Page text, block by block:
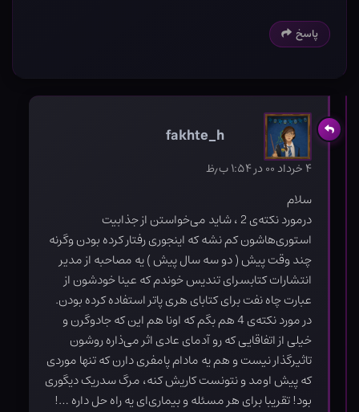
پاسخ
fakhte_h
۴ خرداد ۰۰ در ۱:۵۴ ب٫ظ
سلام
درمورد نکته‌ی 2 ، شاید می‌خواستن از جذابیت
استوری‌هاشون کم نشه که اینجوری رفتار کرده بودن وگرنه
چند وقت پیش ( دو سه سال پیش ) یه مصاحبه از مدیر
انتشارات کتابسرای تندیس خوندم که عینا خودشون از
عبارت چاه نفت برای کتابای هری پاتر استفاده کرده بودن.
در مورد نکته‌ی 4 هم بگم که اونا هم این که جادوگرن و
خیلی از اتفاقایی که رو آدمای عادی اثر می‌ذاره روشون
تاثیرگذار نیست و هم یه مادام پامفری دارن که تنها موردی
که پیش اومد و نتونست کاریش کنه، مرگ سدریک دیگوری
بود! تقریبا برای هر مسئله و بیماری‌ای یه راه حل داره …!